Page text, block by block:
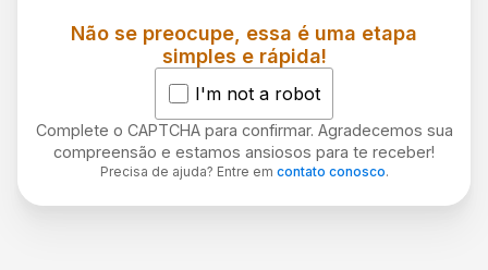
Não se preocupe, essa é uma etapa
simples e rápida!
I'm not a robot
Complete o CAPTCHA para confirmar. Agradecemos sua
compreensão e estamos ansiosos para te receber!
Precisa de ajuda? Entre em contato conosco.